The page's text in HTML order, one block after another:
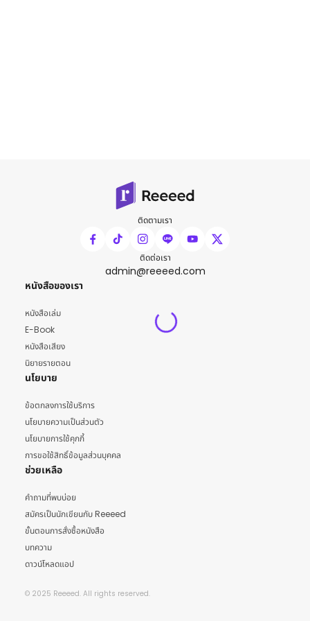
ติดตามเรา
ติดต่อเรา
admin@reeeed.com
หนังสือของเรา
หนังสือเล่ม
E-Book
หนังสือเสียง
นิยายรายตอน
นโยบาย
ข้อตกลงการใช้บริการ
นโยบายความเป็นส่วนตัว
นโยบายการใช้คุกกี้
การขอใช้สิทธิ์ข้อมูลส่วนบุคคล
ช่วยเหลือ
คำถามที่พบบ่อย
สมัครเป็นนักเขียนกับ Reeeed
ขั้นตอนการสั่งซื้อหนังสือ
บทความ
ดาวน์โหลดแอป
© 2025 Reeeed. All rights reserved.